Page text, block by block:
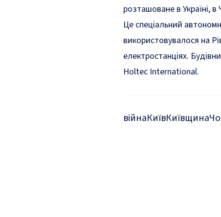
розташоване в Україні,
Це спеціальний
використовувалося на
електростанціях.
Holtec International.
війнаКиївКиївщина